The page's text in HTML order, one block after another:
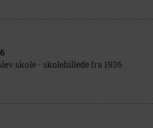
skole - skolebillede fra 1936